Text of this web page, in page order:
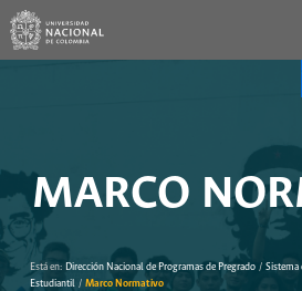
MARCO
Está en: Dirección Nacional de Programas de Pregrado / Sistema
Estudiantil / Marco Normativo